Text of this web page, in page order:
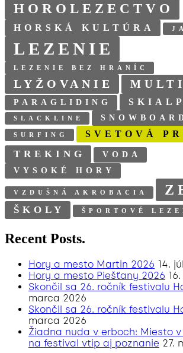
HOROLEZECTVO
HORSKÁ KULTÚRA
LEZENIE
LEZENIE BEZ HRANÍC
LYŽOVANIE
PARAGLIDING
SLACKLINE
SURFING SVETOVÁ
TREKING
VODA
VYSOKÉ HORY
VZDUŠNÁ AKROBACIA
ŠKOLY ŠPORTOVÉ
Recent Posts.
Hory a mesto Martin 2026 14.
Hory a mesto Piešťany 2026
Skončil sa 26. ročník festivalu
marca 2026
Skončil sa 26. ročník festivalu
marca 2026
Žiadna nuda v erboch: Miesto
na festival vtip aj poznanie 27.